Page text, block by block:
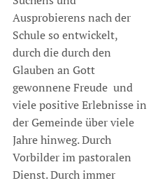
Ausprobierens nach der
Schule so entwickelt,
durch die durch den
Glauben an Gott
gewonnene Freude und
viele positive Erlebnisse in
der Gemeinde über viele
Jahre hinweg. Durch
Vorbilder im pastoralen
Dienst. Durch immer